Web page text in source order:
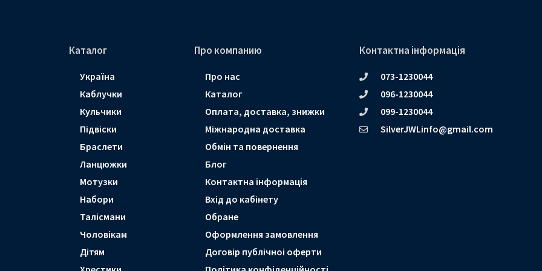
Каталог
Україна
Каблучки
Кульчики
Підвіски
Браслети
Ланцюжки
Мотузки
Набори
Талісмани
Чоловікам
Дітям
Про компанию
Про нас
Каталог
Оплата, доставка, знижки
Мiжнародна доставка
Обмін та повернення
Блог
Контактна інформація
Вхід до кабінету
Обране
Оформлення замовлення
Договір публічноі оферти
Контактна інформація
073-1230044
096-1230044
099-1230044
SilverJWLinfo@gmail.com